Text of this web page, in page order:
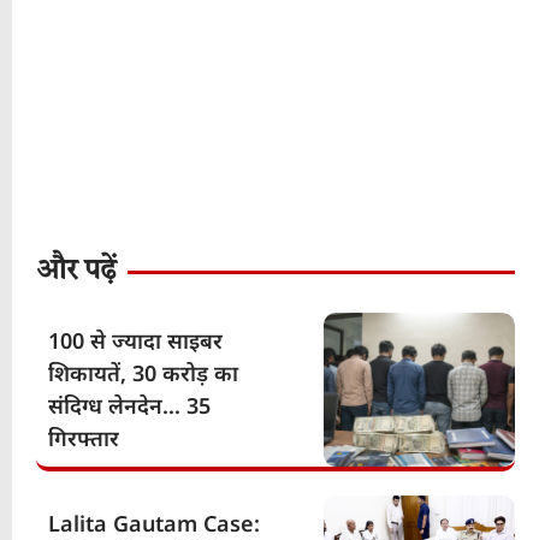
और पढ़ें
100 से ज्यादा साइबर
शिकायतें, 30 करोड़ का
संदिग्ध लेनदेन… 35
गिरफ्तार
Lalita Gautam Case: